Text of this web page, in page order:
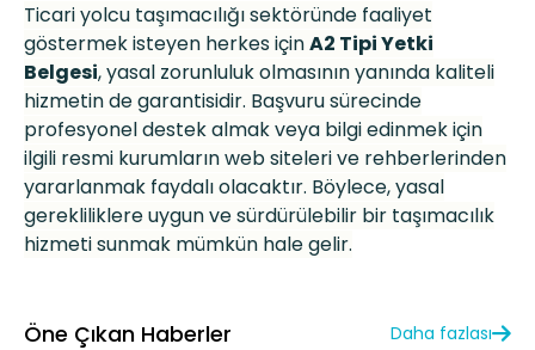
Ticari yolcu taşımacılığı sektöründe faaliyet
göstermek isteyen herkes içinA2 TipiYetki
Belgesi, yasal zorunluluk olmasının yanında kaliteli
hizmetin de garantisidir. Başvuru sürecinde
profesyonel destek almak veya bilgi edinmek için
ilgili resmi kurumların web siteleri ve rehberlerinden
yararlanmak faydalı olacaktır. Böylece, yasal
gerekliliklere uygun ve sürdürülebilir bir taşımacılık
hizmeti sunmak mümkün hale gelir.
Öne Çıkan Haberler Daha fazlası